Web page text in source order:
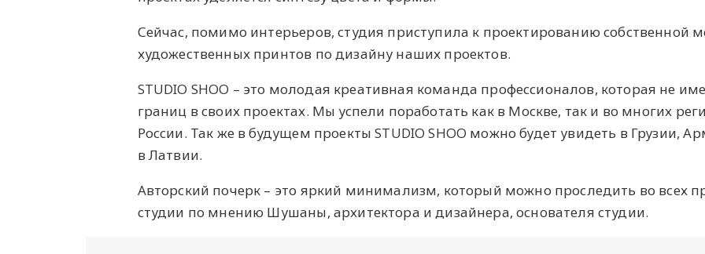
Сейчас, помимо интерьеров, студия приступила к проектированию собственной
художественных принтов по дизайну наших проектов.
STUDIO SHOO – это молодая креативная команда профессионалов, которая не
границ в своих проектах. Мы успели поработать как в Москве, так и во многих
России. Так же в будущем проекты STUDIO SHOO можно будет увидеть в Грузии,
в Латвии.
Авторский почерк – это яркий минимализм, который можно проследить во всех
студии по мнению Шушаны, архитектора и дизайнера, основателя студии.